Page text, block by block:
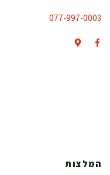
077-997-0003
המלצות